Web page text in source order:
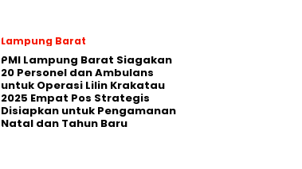
Lampung Barat
PMI Lampung Barat Siagakan
20 Personel dan Ambulans
untuk Operasi Lilin Krakatau
2025 Empat Pos Strategis
Disiapkan untuk Pengamanan
Natal dan Tahun Baru